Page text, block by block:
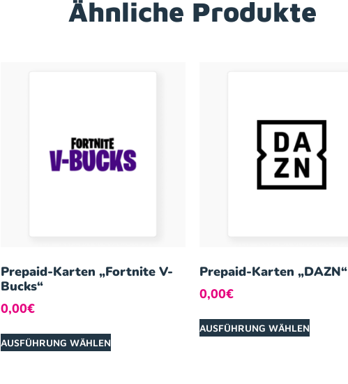
Ähnliche Produkte
Prepaid-Karten „Fortnite V-
Bucks“
0,00€
AUSFÜHRUNG WÄHLEN
Prepaid-Karten „DAZN“
0,00€
AUSFÜHRUNG WÄHLEN